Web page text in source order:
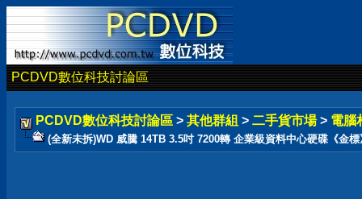
PCDVD數位科技討論區
PCDVD數位科技討論區 > 其他群組 > 二手貨市場 > 電腦
(全新未拆)WD 威騰 14TB 3.5吋 7200轉 企業級資料中心硬碟《金